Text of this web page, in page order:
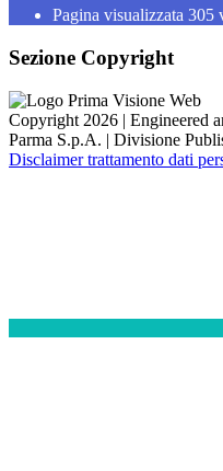
Pagina visualizzata 305
Sezione Copyright
Copyright 2026 | Engineered
Parma S.p.A. | Divisione
Disclaimer trattamento dati